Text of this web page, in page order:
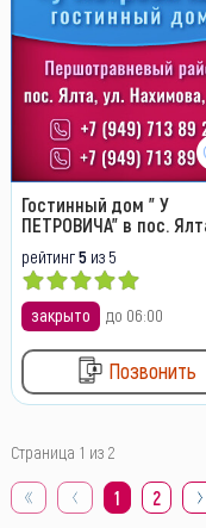
Гостинный дом " У
ПЕТРОВИЧА" в пос.
рейтинг5из 5
закрыто до 06:00
Позвонить
Страница 1 из 2
1 2